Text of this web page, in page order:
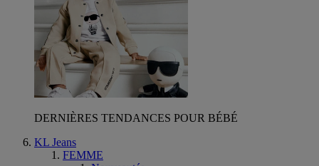
DERNIÈRES TENDANCES POUR BÉBÉ
KL Jeans
FEMME